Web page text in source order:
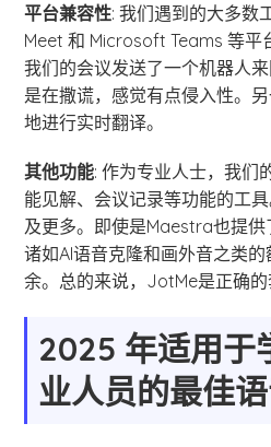
平台兼容性: 我们遇到的大多数
Meet 和 Microsoft Teams 等平
我们的会议发送了一个机器人
是在撒谎，感觉有点侵入性。
地进行实时翻译。
其他功能: 作为专业人士，我们
能见解、会议记录等功能的工
及更多。即使是Maestra也提
诸如AI语音克隆和画外音之类
余。总的来说，JotMe是正确的
2025 年适用于
业人员的最佳